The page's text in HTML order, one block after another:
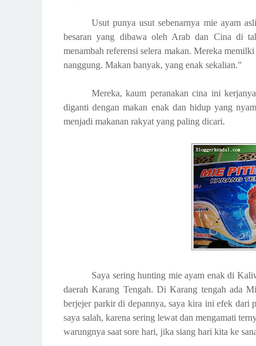
Usut punya usut sebenarnya mie ayam
besaran yang dibawa oleh Arab dan Cina di
menambah referensi selera makan. Mereka
nanggung. Makan banyak, yang enak sekalian."
Mereka, kaum peranakan cina ini
diganti dengan makan enak dan hidup yang
menjadi makanan rakyat yang paling dicari.
Saya sering hunting mie ayam enak di
daerah Karang Tengah. Di Karang tengah ada
berjejer parkir di depannya, saya kira ini efek dari
saya salah, karena sering lewat dan mengamati
warungnya saat sore hari, jika siang hari kita ke